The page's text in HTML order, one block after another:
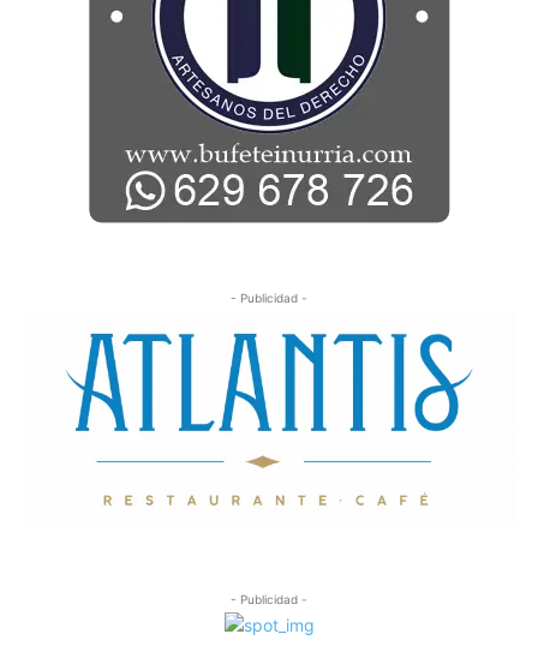
- Publicidad -
- Publicidad -